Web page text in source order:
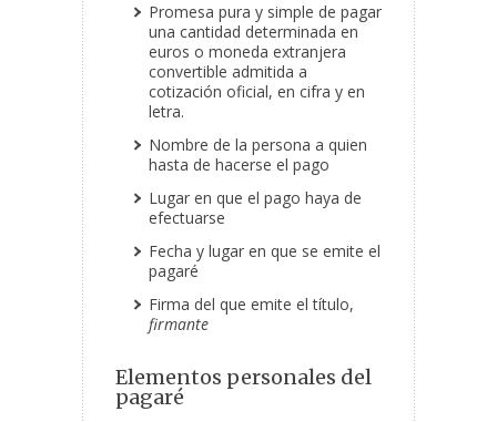
Promesa pura y simple de pagar
una cantidad determinada en
euros o moneda extranjera
convertible admitida a
cotización oficial, en cifra y en
letra.
Nombre de la persona a quien
hasta de hacerse el pago
Lugar en que el pago haya de
efectuarse
Fecha y lugar en que se emite el
pagaré
Firma del que emite el título,
firmante
Elementos personales del
pagaré